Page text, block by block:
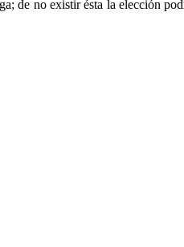
de no existir ésta la elección